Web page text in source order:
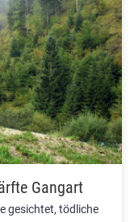
Gangart
gesichtet, tödliche